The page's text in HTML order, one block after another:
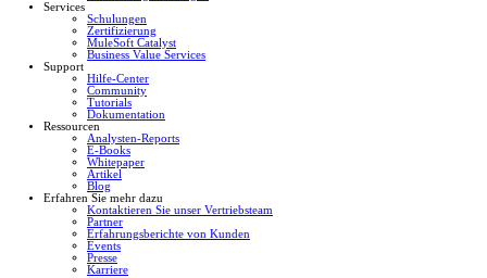
Services
Schulungen
Zertifizierung
MuleSoft Catalyst
Business Value Services
Support
Hilfe-Center
Community
Tutorials
Dokumentation
Ressourcen
Analysten-Reports
E-Books
Whitepaper
Artikel
Blog
Erfahren Sie mehr dazu
Kontaktieren Sie unser Vertriebsteam
Partner
Erfahrungsberichte von Kunden
Events
Presse
Karriere